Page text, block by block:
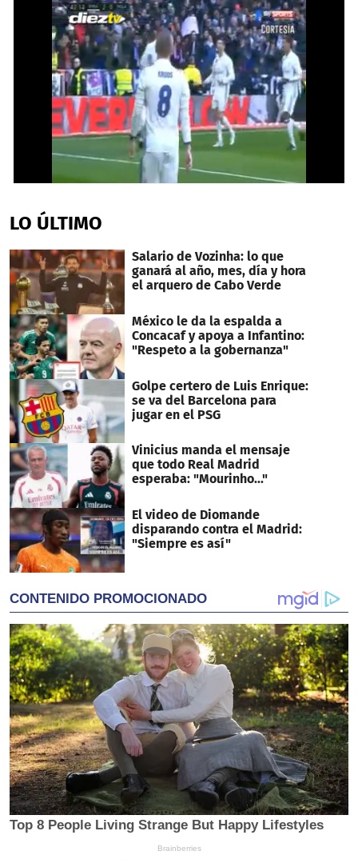
of
39
LO ÚLTIMO
Salario de Vozinha: lo que
ganará al año, mes, día y hora
el arquero de Cabo Verde
México le da la espalda a
Concacaf y apoya a Infantino:
"Respeto a la gobernanza"
Golpe certero de Luis Enrique:
se va del Barcelona para
jugar en el PSG
Vinicius manda el mensaje
que todo Real Madrid
esperaba: "Mourinho..."
El video de Diomande
disparando contra el Madrid:
"Siempre es así"